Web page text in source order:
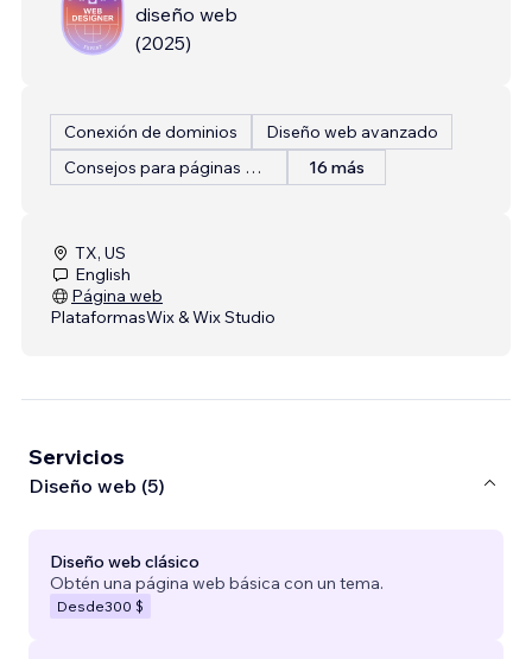
diseño web
(2025)
Conexión de dominios
Diseño web avanzado
Consejos para páginas web
16 más
TX, US
English
Página web
PlataformasWix & Wix Studio
Servicios
Diseño web (5)
Diseño web clásico
Obtén una página web básica con un tema.
Desde300 $